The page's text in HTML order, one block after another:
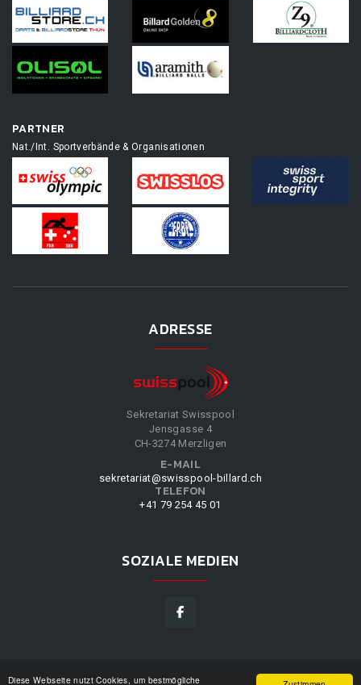
Diese Webseite nutzt Cookies, um bestmögliche
PARTNER
Nat./Int. Sportverbände & Organisationen
ADRESSE
Sekretariat Swisspool
Jensgasse 4
CH-3274 Merzligen
E-MAIL
sekretariat@swisspool-billard.ch
TELEFON
+41 79 254 45 01
SOZIALE MEDIEN